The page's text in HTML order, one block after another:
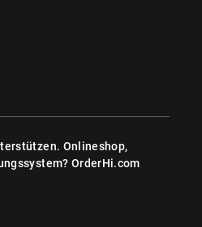
Onlineshop,
OrderHi.com